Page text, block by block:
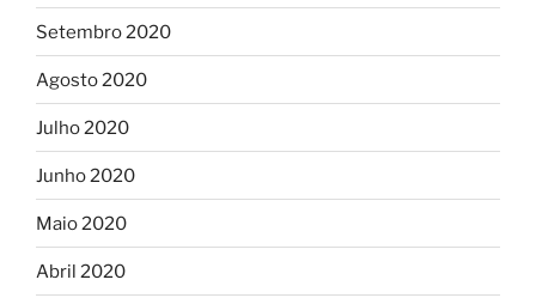
Setembro 2020
Agosto 2020
Julho 2020
Junho 2020
Maio 2020
Abril 2020